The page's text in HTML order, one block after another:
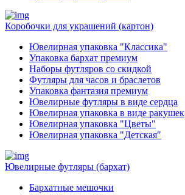
Коробочки для украшений (картон)
Ювелирная упаковка "Классика"
Упаковка бархат премиум
Наборы футляров со скидкой
Футляры для часов и браслетов
Упаковка фантазия премиум
Ювелирные футляры в виде сердца
Ювелирная упаковка в виде ракушек
Ювелирная упаковка "Цветы"
Ювелирная упаковка "Детская"
Ювелирные футляры (бархат)
Бархатные мешочки